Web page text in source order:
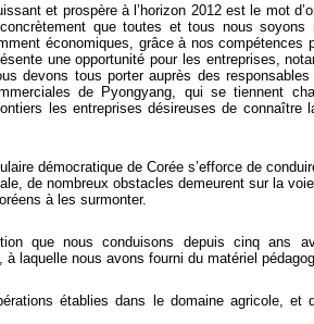
et prospère à l’horizon 2012 est le mot
que toutes et tous nous soyons
économiques, grâce à nos compétences
une opportunité pour les entreprises,
devons tous porter auprès des responsables
de Pyongyang, qui se tiennent
les entreprises désireuses de connaître
démocratique de Corée s’efforce de
de nombreux obstacles demeurent sur la
à les surmonter.
que nous conduisons depuis cinq ans
à laquelle nous avons fourni du matériel
établies dans le domaine agricole, et